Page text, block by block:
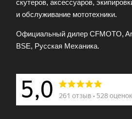
скутеров, аксессуаров,
и обслуживание мототехники.
Официальный дилер CFMOTO,
BSE, Русская Механика.